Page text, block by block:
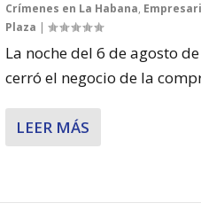
Crímenes en La Habana,
Plaza |
La noche del 6 de agosto
cerró el negocio de la
LEER MÁS